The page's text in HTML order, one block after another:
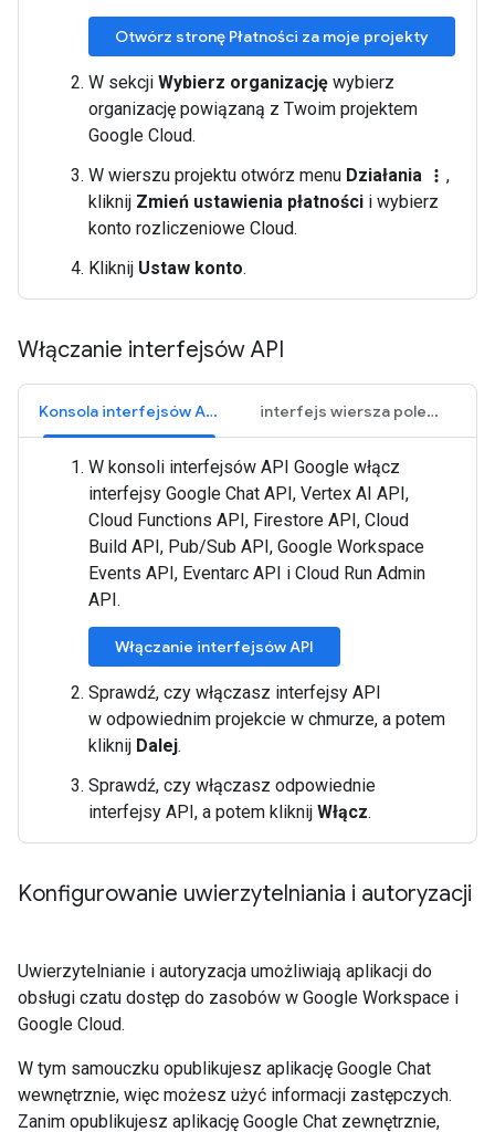
Otwórz stronę Płatności za moje projekty
W sekcji Wybierz organizację wybierz
organizację powiązaną z Twoim projektem
Google Cloud.
W wierszu projektu otwórz menu Działania more_vert ,
kliknij Zmień ustawienia płatności i wybierz
konto rozliczeniowe Cloud.
Kliknij Ustaw konto.
Włączanie interfejsów API
Konsola interfejsów API Google interfejs wiersza poleceń gcloud
W konsoli interfejsów API Google włącz
interfejsy Google Chat API, Vertex AI API,
Cloud Functions API, Firestore API, Cloud
Build API, Pub/Sub API, Google Workspace
Events API, Eventarc API i Cloud Run Admin
API.
Włączanie interfejsów API
Sprawdź, czy włączasz interfejsy API
w odpowiednim projekcie w chmurze, a potem
kliknij Dalej.
Sprawdź, czy włączasz odpowiednie
interfejsy API, a potem kliknij Włącz.
Konfigurowanie uwierzytelniania i autoryzacji
Uwierzytelnianie i autoryzacja umożliwiają aplikacji do
obsługi czatu dostęp do zasobów w Google Workspace i
Google Cloud.
W tym samouczku opublikujesz aplikację Google Chat
wewnętrznie, więc możesz użyć informacji zastępczych.
Zanim opublikujesz aplikację Google Chat zewnętrznie,